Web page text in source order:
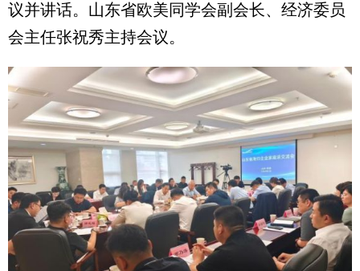
议并讲话。山东省欧美同学会副会长、经济委员
会主任张祝秀主持会议。